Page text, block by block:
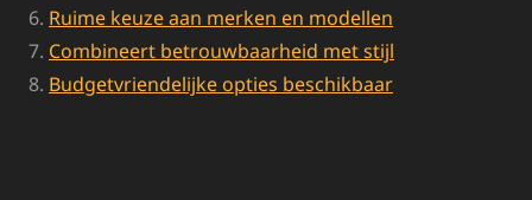
Ruime keuze aan merken en modellen
Combineert betrouwbaarheid met stijl
Budgetvriendelijke opties beschikbaar